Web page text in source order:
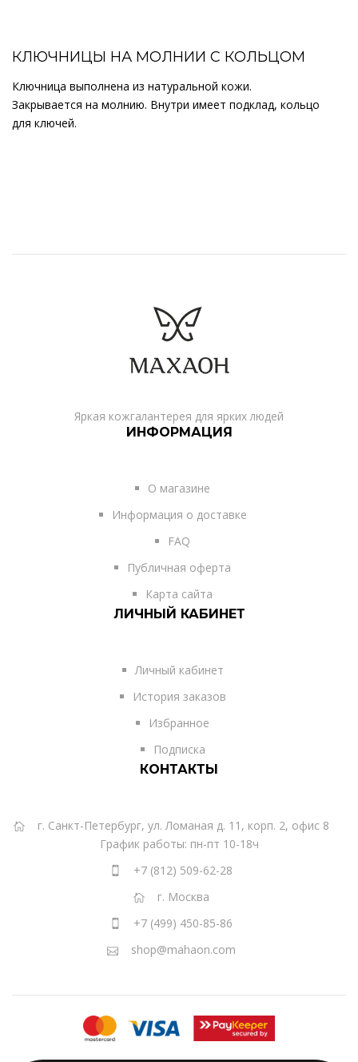
КЛЮЧНИЦЫ НА МОЛНИИ С КОЛЬЦОМ
Ключница выполнена из натуральной кожи.
Закрывается на молнию. Внутри имеет подклад, кольцо
для ключей.
Яркая кожгалантерея для ярких людей
ИНФОРМАЦИЯ
О магазине
Информация о доставке
FAQ
Публичная оферта
Карта сайта
ЛИЧНЫЙ КАБИНЕТ
Личный кабинет
История заказов
Избранное
Подписка
КОНТАКТЫ
г. Санкт-Петербург, ул. Ломаная д. 11, корп. 2, офис 8
График работы: пн-пт 10-18ч
+7 (812) 509-62-28
г. Москва
+7 (499) 450-85-86
shop@mahaon.com